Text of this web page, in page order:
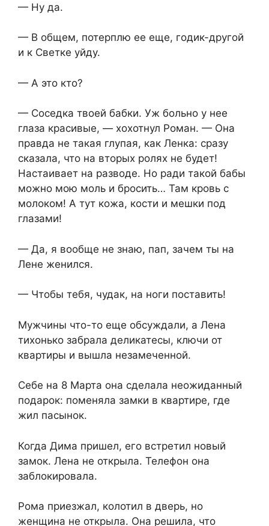
— Ну да.
— В общем, потерплю ее еще, годик-другой
и к Светке уйду.
— А это кто?
— Соседка твоей бабки. Уж больно у нее
глаза красивые, — хохотнул Роман. — Она
правда не такая глупая, как Ленка: сразу
сказала, что на вторых ролях не будет!
Настаивает на разводе. Но ради такой бабы
можно мою моль и бросить… Там кровь с
молоком! А тут кожа, кости и мешки под
глазами!
— Да, я вообще не знаю, пап, зачем ты на
Лене женился.
— Чтобы тебя, чудак, на ноги поставить!
Мужчины что-то еще обсуждали, а Лена
тихонько забрала деликатесы, ключи от
квартиры и вышла незамеченной.
Себе на 8 Марта она сделала неожиданный
подарок: поменяла замки в квартире, где
жил пасынок.
Когда Дима пришел, его встретил новый
замок. Лена не открыла. Телефон она
заблокировала.
Рома приезжал, колотил в дверь, но
женщина не открыла. Она решила, что